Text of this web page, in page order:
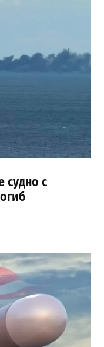
судно с